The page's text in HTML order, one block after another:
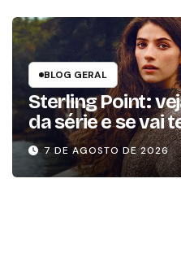
BLOG GERAL
Sterling Point:
da série e se vai
7 DE AGOSTO DE 2026